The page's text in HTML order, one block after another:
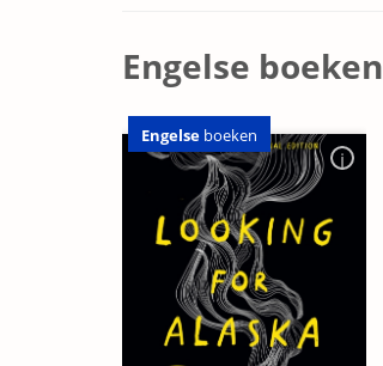
Engelse boeken
Engelse boeken